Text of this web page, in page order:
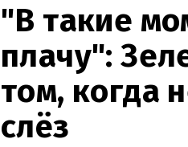
"В такие
плачу":
том, когда
слёз